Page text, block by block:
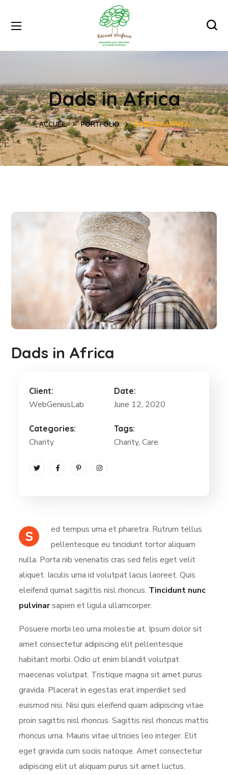
Dads in Africa
ACCUEIL PORTFOLIO DADS IN AFRICA
Dads in Africa
S
ed tempus urna et pharetra. Rutrum tellus
pellentesque eu tincidunt tortor aliquam
nulla. Porta nib venenatis cras sed felis eget velit
aliquet. Iaculis urna id volutpat lacus laoreet. Quis
eleifend qumat sagittis nisl rhoncus. Tincidunt nunc
pulvinarsapien et ligula ullamcorper.
Posuere morbi leo urna molestie at. Ipsum dolor sit
amet consectetur adipiscing elit pellentesque
habitant morbi. Odio ut enim blandit volutpat
maecenas volutpat. Tristique magna sit amet purus
gravida. Placerat in egestas erat imperdiet sed
euismod nisi. Nisi quis eleifend quam adipiscing vitae
proin sagittis nisl rhoncus. Sagittis nisl rhoncus mattis
rhoncus urna. Mauris vitae ultricies leo integer. Elit
eget gravida cum sociis natoque. Amet consectetur
adipiscing elit ut aliquam purus sit amet luctus.
Client:
WebGeniusLab
Date:
June 12, 2020
Categories:
Charity
Tags:
Charity, Care